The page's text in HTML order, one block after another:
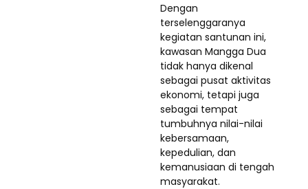
Dengan
terselenggaranya
kegiatan santunan ini,
kawasan Mangga Dua
tidak hanya dikenal
sebagai pusat aktivitas
ekonomi, tetapi juga
sebagai tempat
tumbuhnya nilai-nilai
kebersamaan,
kepedulian, dan
kemanusiaan di tengah
masyarakat.